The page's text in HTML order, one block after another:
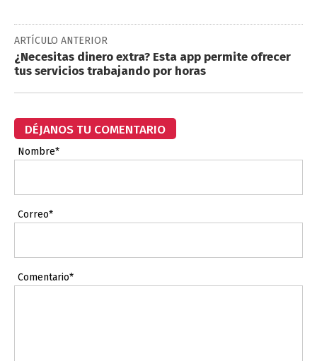
ARTÍCULO ANTERIOR
¿Necesitas dinero extra? Esta app permite ofrecer
tus servicios trabajando por horas
DÉJANOS TU COMENTARIO
Nombre*
Correo*
Comentario*